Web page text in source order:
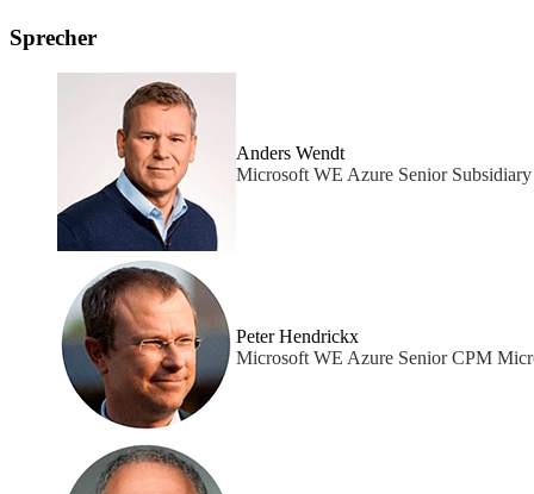
Sprecher
Anders Wendt
Microsoft WE Azure Senior
Peter Hendrickx
Microsoft WE Azure Senior CPM